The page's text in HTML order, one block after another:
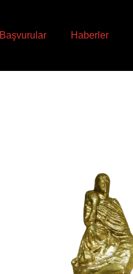
Başvurular Haberler